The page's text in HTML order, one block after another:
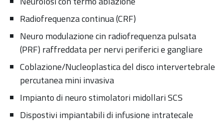
Radiofrequenza continua (CRF)
Neuro modulazione cin radiofrequenza pulsata
(PRF) raffreddata per nervi periferici e gangliare
Coblazione/Nucleoplastica del disco intervertebrale
percutanea mini invasiva
Impianto di neuro stimolatori midollari SCS
Dispostivi impiantabili di infusione intratecale